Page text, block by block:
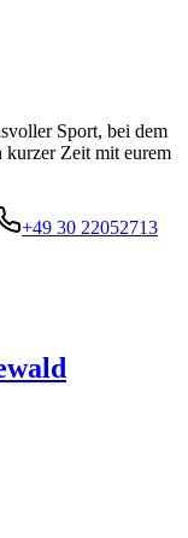
Sport, bei dem
Zeit mit eurem
+49 30 22052713